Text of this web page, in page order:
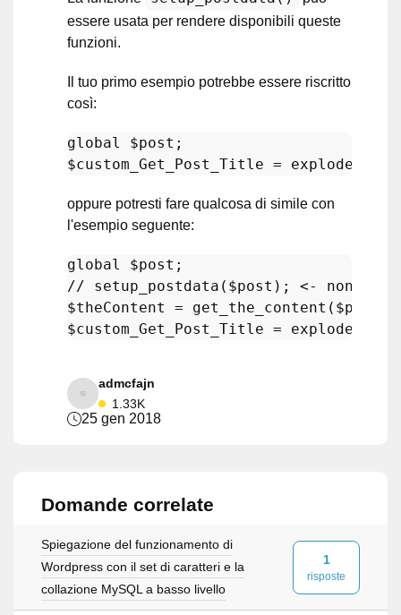
essere usata per rendere disponibili queste
funzioni.
Il tuo primo esempio potrebbe essere riscritto
così:
global $post
$custom_Get_Post_Title = explode
oppure potresti fare qualcosa di simile con
l'esempio seguente:
global $post
// setup_postdata($post); <- non
$theContent
= get_the_content ( $post
$custom_Get_Post_Title = explode
admcfajn
1.33K
25 gen 2018
Domande correlate
Spiegazione del funzionamento di
Wordpress con il set di caratteri e la
collazione MySQL a basso livello
1
risposte